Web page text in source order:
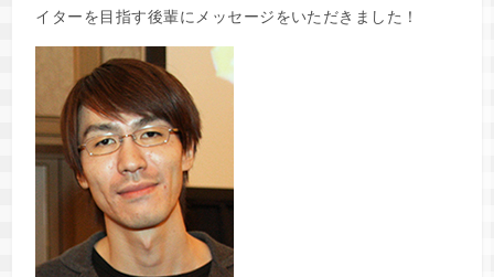
イターを目指す後輩にメッセージをいただきました！